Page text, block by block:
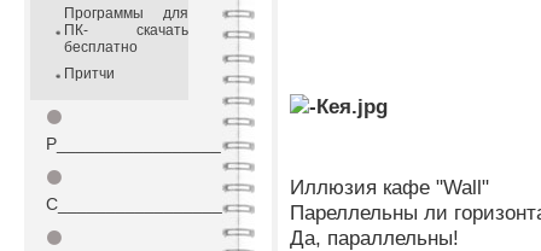
Программы для
ПК- скачать
бесплатно
Притчи
⚫
Р_________________
⚫
С_________________
⚫
Иллюзия кафе "Wall"
Пареллельны ли
Да, параллельны!